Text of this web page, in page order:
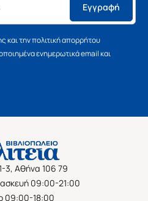
Εγγραφή
και την πολιτική απορρήτου
ενημερωτικά email και
3, Αθήνα 106 79
09:00-21:00
09:00-18:00